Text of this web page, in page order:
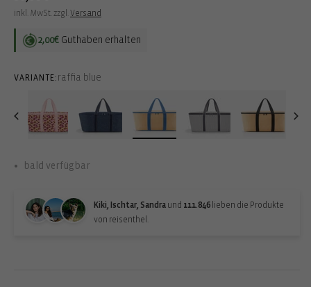
Preis
inkl. MwSt. zzgl. Versand
2,00€ Guthaben erhalten
VARIANTE: raffia blue
bald verfügbar
Kiki, Ischtar, Sandra und 111.846 lieben die Produkte
von reisenthel.